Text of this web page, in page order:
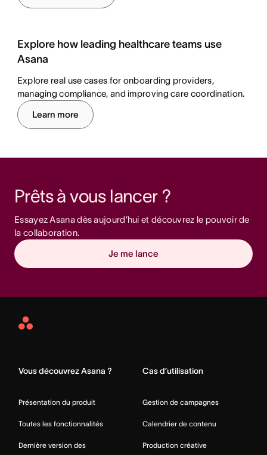
Explore how leading healthcare teams use
Asana
Explore real use cases for onboarding providers,
managing compliance, and improving care coordination.
Learn more
Prêts à vous lancer ?
Essayez Asana dès aujourd’hui et découvrez le pouvoir de
la collaboration.
Je me lance
Asana
Vous découvrez Asana ?
Présentation du produit
Toutes les fonctionnalités
Dernière version des
Cas d’utilisation
Gestion de campagnes
Calendrier de contenu
Production créative